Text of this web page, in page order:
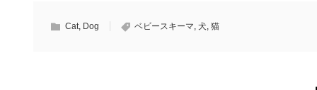
Cat Dog ベビースキーマ 犬 猫